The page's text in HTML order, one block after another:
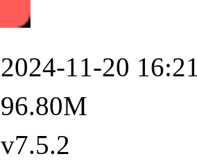
2024-11-20
96.80M
v7.5.2